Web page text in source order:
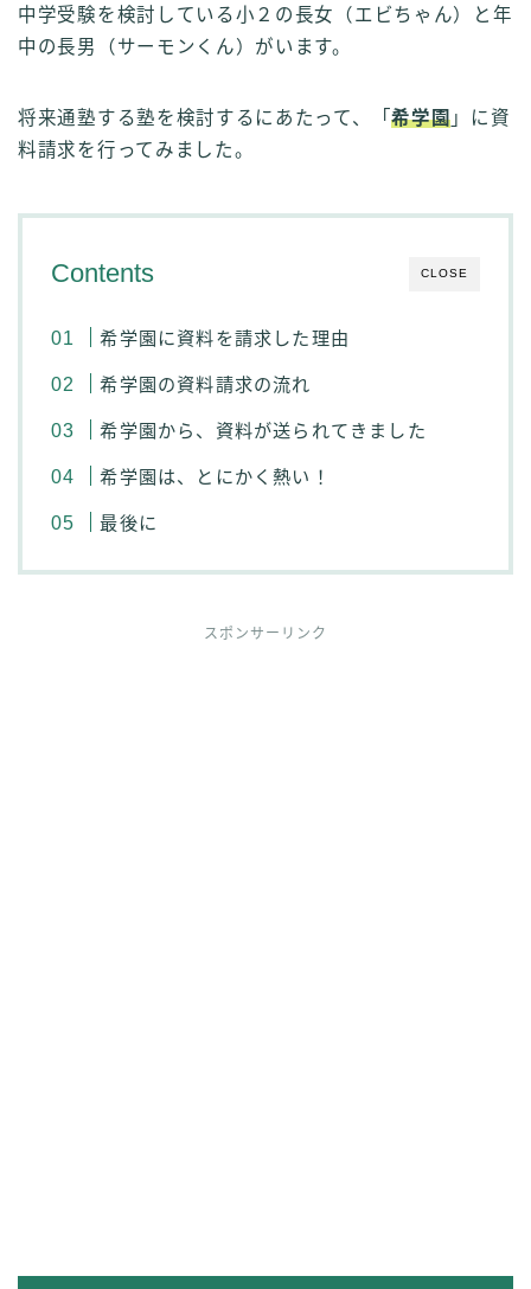
中学受験を検討している小２の長女（エビちゃん）と年
中の長男（サーモンくん）がいます。
将来通塾する塾を検討するにあたって、「希学園 」に資
料請求を行ってみました。
CLOSE
Contents
希学園に資料を請求した理由
希学園の資料請求の流れ
希学園から、資料が送られてきました
希学園は、とにかく熱い！
最後に
スポンサーリンク